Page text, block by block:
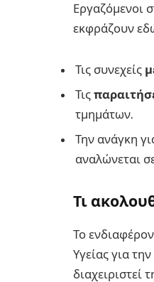
Εργαζόμενοι
εκφράζουν
Τις συνεχείς
Τις
τμημάτων.
Την ανάγκη
αναλώνεται
Τι
Το
Υγείας για
διαχειριστεί